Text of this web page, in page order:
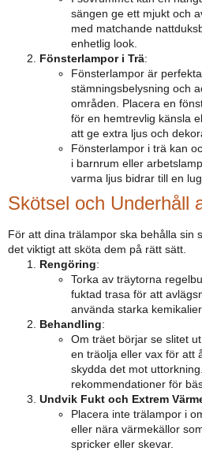
sängen ge ett mjukt och
med matchande
enhetlig look.
Fönsterlampor i Trä:
Fönsterlampor är
stämningsbelysning och
områden. Placera en
för en hemtrevlig känsla
att ge extra ljus och
Fönsterlampor i trä kan
i barnrum eller
varma ljus bidrar till en
Skötsel och Underhåll
För att dina trälampor ska behålla sin
det viktigt att sköta dem på rätt sätt.
Rengöring:
Torka av träytorna
fuktad trasa för att
använda starka
Behandling:
Om träet börjar se slitet
en träolja eller vax för att
skydda det mot
rekommendationer för
Undvik Fukt och Extrem
Placera inte trälampor i
eller nära värmekällor
spricker eller skevar.